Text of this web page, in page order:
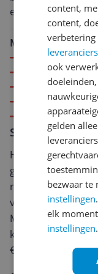
een oplossing.
onprofessionele
toekomst nooit
waardeloze merk
Minpunten
slecte kwaliteit
lastig in gebruik
groot,log
slechte
kwetsbaar
Schrijf een
Heb jij dit product
geven? Start dan
review.
van een review
Met jouw mening
keuze te maken
€250,-!
Klik hier
content,
content,
verbetering
ook
gelden
bezwaar
instellingen
elk
instellingen.